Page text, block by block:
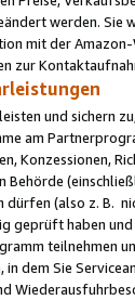
werden. Sie
mit der Amazon-
zur
und sichern
am
Konzessionen,
Behörde
dürfen (also z. B.
geprüft haben und
teilnehmen
in dem Sie